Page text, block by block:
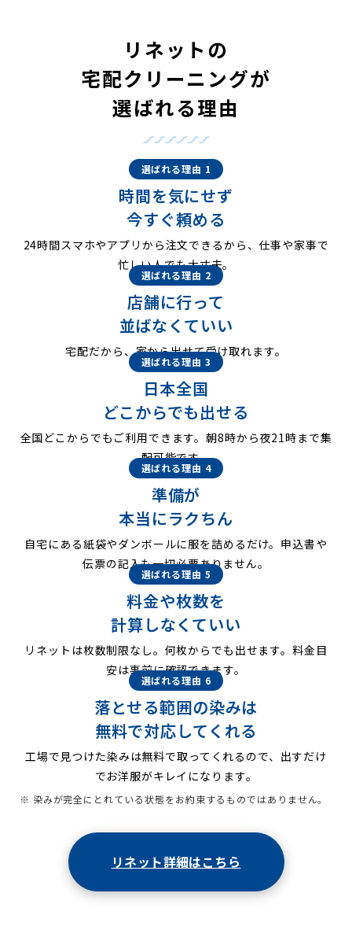
リネットの
宅配クリーニングが
選ばれる理由
選ばれる理由 1
時間を気にせず
今すぐ頼める
24時間スマホやアプリから注文できるから、仕事や家事で
忙しい人でも大丈夫。
選ばれる理由 2
店舗に行って
並ばなくていい
宅配だから、家から出せて受け取れます。
選ばれる理由 3
日本全国
どこからでも出せる
全国どこからでもご利用できます。朝8時から夜21時まで集
配可能です。
選ばれる理由 4
準備が
本当にラクちん
自宅にある紙袋やダンボールに服を詰めるだけ。申込書や
伝票の記入も一切必要ありません。
選ばれる理由 5
料金や枚数を
計算しなくていい
リネットは枚数制限なし。何枚からでも出せます。料金目
安は事前に確認できます。
選ばれる理由 6
落とせる範囲の染みは
無料で対応してくれる
工場で見つけた染みは無料で取ってくれるので、出すだけ
でお洋服がキレイになります。
※ 染みが完全にとれている状態をお約束するものではありません。
リネット詳細はこちら